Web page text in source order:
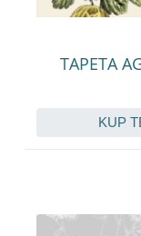
TAPETA
KUP